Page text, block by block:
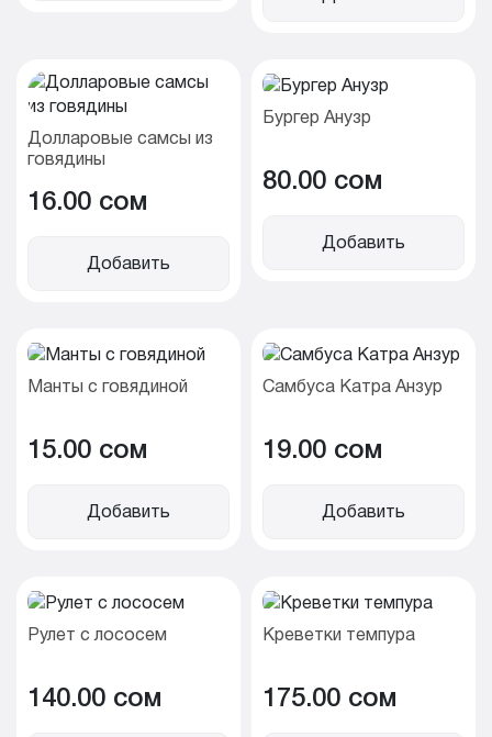
Долларовые самсы из
говядины
16.00 cом
Добавить
Бургер Анузр
80.00 cом
Добавить
Манты с говядиной
15.00 cом
Добавить
Самбуса Катра Анзур
19.00 cом
Добавить
Рулет с лососем
140.00 cом
Креветки темпура
175.00 cом